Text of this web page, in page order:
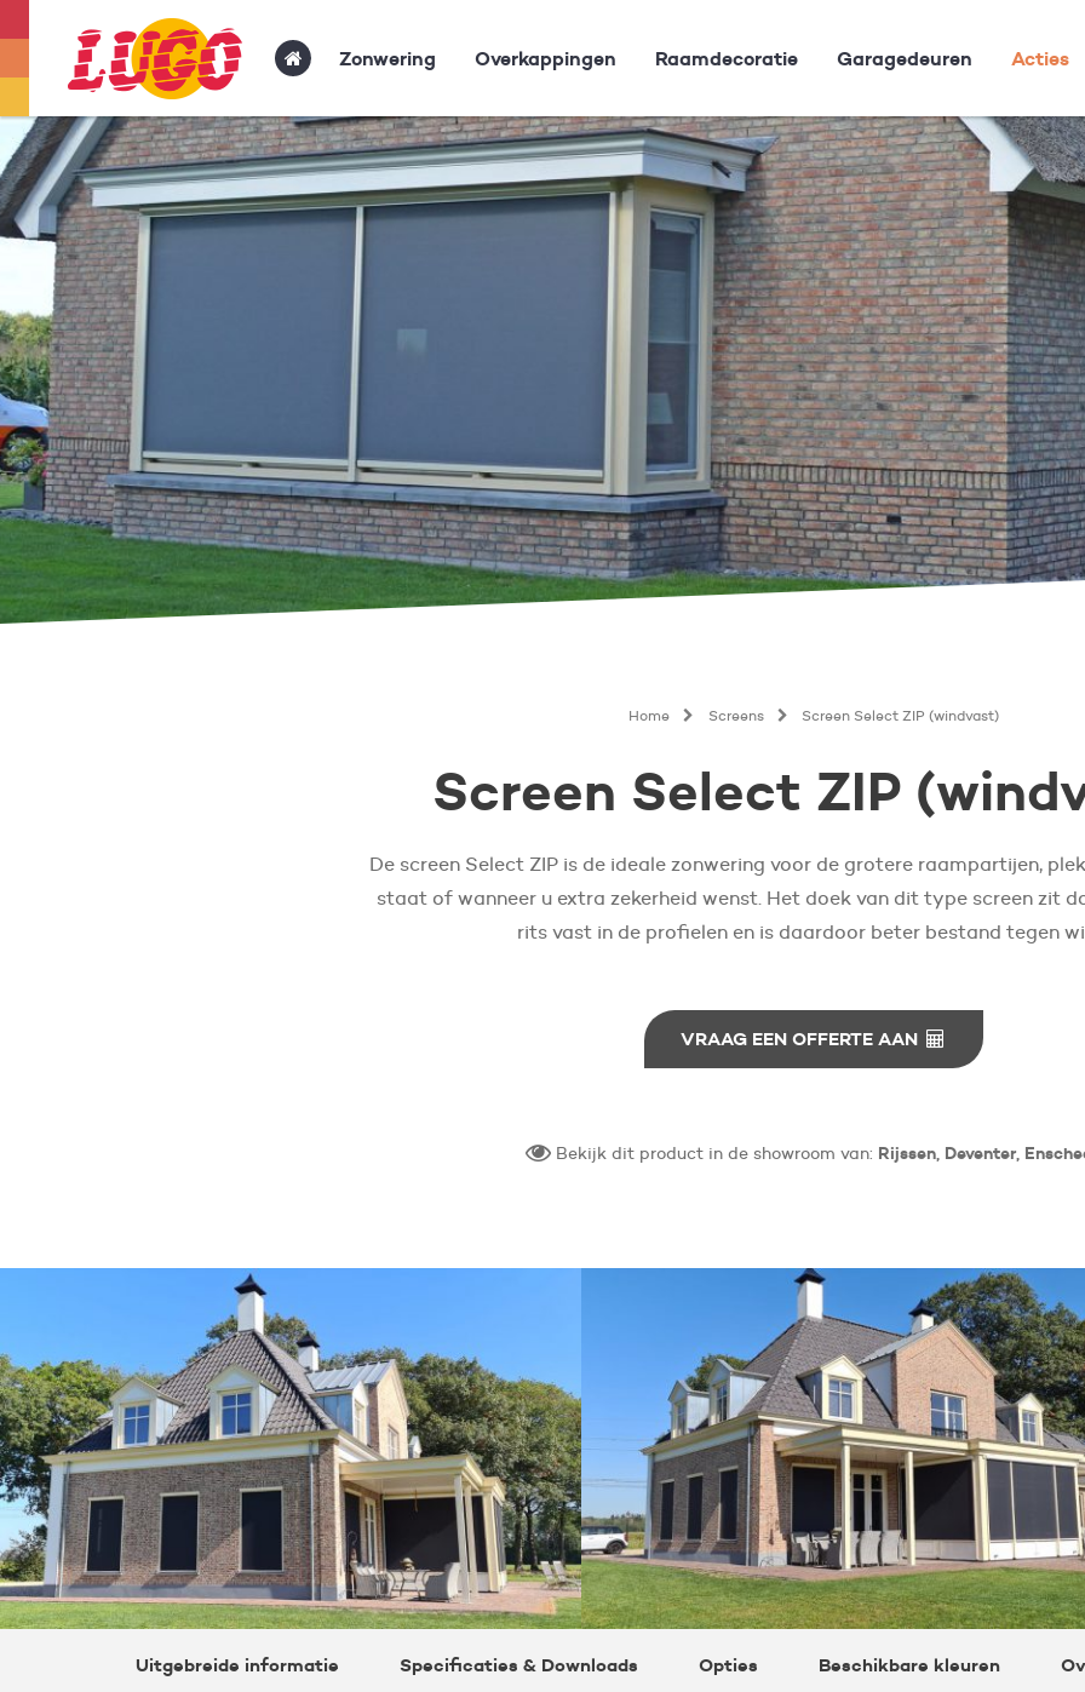
Zonwering Overkappingen Raamdecoratie Garagedeuren Acties
Home Screens Screen Select ZIP (windvast)
Screen Select ZIP
De screen Select ZIP is de ideale zonwering voor de grotere raampartijen,
staat of wanneer u extra zekerheid wenst. Het doek van dit type screen zit
rits vast in de profielen en is daardoor beter bestand tegen
VRAAG EEN OFFERTE AAN
Bekijk dit product in de showroom van: Rijssen, Deventer,
Uitgebreide informatie Specificaties & Downloads Opties Beschikbare kleuren